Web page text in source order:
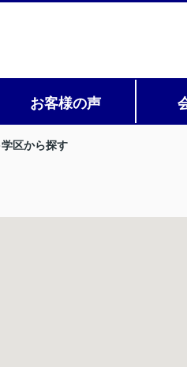
お客様の声
学区から探す